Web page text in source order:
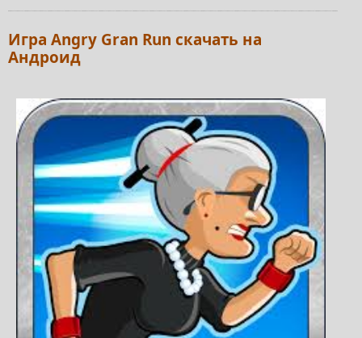
Игра Angry Gran Run скачать на
Андроид